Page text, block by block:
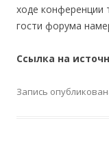
ходе конференции
гости форума
Ссылка на
Запись